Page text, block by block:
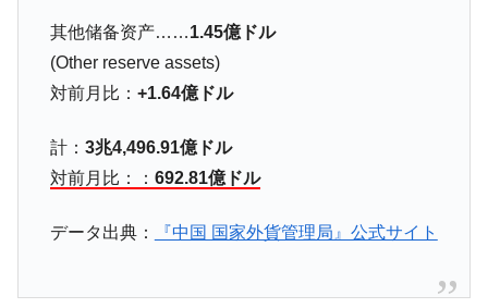
1.9倍！
『Money1』
在韓米国大使スティールが着韓！⇒ さっそ
く空港に詰めかけ「出て行け！」「極右勢力」のプラカー
『Money1』
韓国政府「2035年までに18.4GW規模のAIデ
ータセンター整備」⇒ だから無理だってば。
『Money1』
JPモルガン「韓国レバレッジETFの清算は
ほぼ終わった」
韓国『国民年金公団』株価暴落で200兆蒸
其他储备资产……1.45億ドル
(Other reserve assets)
対前月比： +1.64億ドル
計： 3兆4,496.91億ドル
対前月比：： 692.81億ドル
データ出典： 『中国 国家外貨管理局』公式サイト